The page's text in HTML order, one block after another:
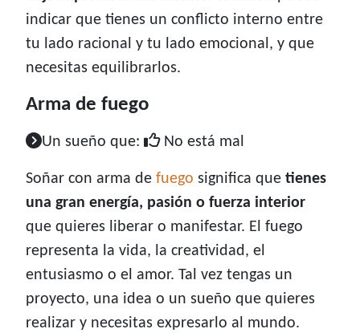
indicar que tienes un conflicto interno entre
tu lado racional y tu lado emocional, y que
necesitas equilibrarlos.
Arma de fuego
Un sueño que: No está mal
Soñar con arma de fuego significa que tienes
una gran energía, pasión o fuerza interior
que quieres liberar o manifestar. El fuego
representa la vida, la creatividad, el
entusiasmo o el amor. Tal vez tengas un
proyecto, una idea o un sueño que quieres
realizar y necesitas expresarlo al mundo.